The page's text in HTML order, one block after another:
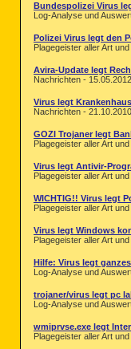
Bundespolizei Virus
Log-Analyse und
Polizei Virus legt den
Plagegeister aller Art
Avira-Update legt
Nachrichten -
Virus legt
Nachrichten -
GOZI Trojaner legt
Plagegeister aller Art
Virus legt Antivir-
Plagegeister aller Art
WICHTIG!! Virus legt
Plagegeister aller Art
Virus legt Windows
Plagegeister aller Art
Hilfe: Virus legt
Log-Analyse und
trojaner/virus legt pc
Log-Analyse und
wmiprvse.exe legt
Plagegeister aller Art